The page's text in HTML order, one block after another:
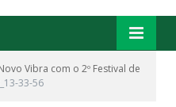
Vibra com o 2º Festival de
33-56